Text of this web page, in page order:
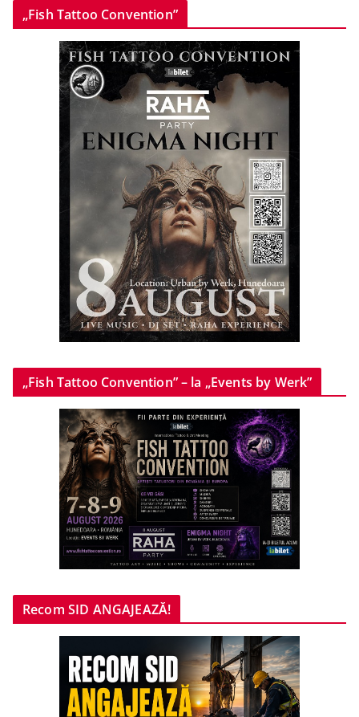
„Fish Tattoo Convention”
„Fish Tattoo Convention” – la „Events by Werk”
Recom SID ANGAJEAZĂ!